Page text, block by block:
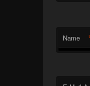
Name